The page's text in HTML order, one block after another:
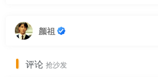
颜祖
评论 抢沙发